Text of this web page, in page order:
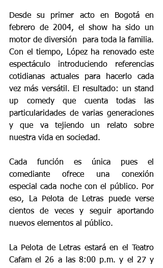
Desde su primer acto en Bogotá en
febrero de 2004, el show ha sido un
motor de diversión  para toda la familia.
Con el tiempo, López ha renovado este
espectáculo introduciendo referencias
cotidianas actuales para hacerlo cada
vez más versátil. El resultado: un stand
up comedy que cuenta todas las
particularidades de varias generaciones
y que va tejiendo un relato sobre
nuestra vida en sociedad.
Cada función es única pues el
comediante ofrece una conexión
especial cada noche con el público. Por
eso, La Pelota de Letras puede verse
cientos de veces y seguir aportando
nuevos elementos al público.
La Pelota de Letras estará en el Teatro
Cafam el 26 a las 8:00 p.m. y el 27 y